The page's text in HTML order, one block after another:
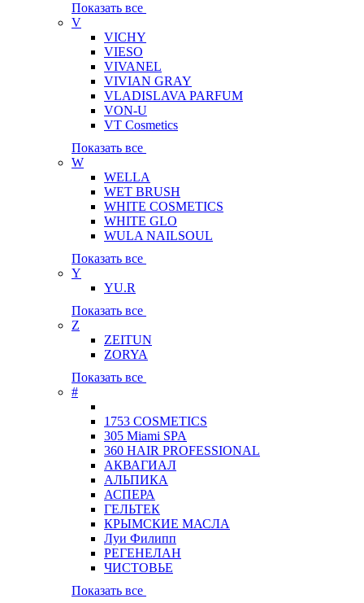
Показать все
V
VICHY
VIESO
VIVANEL
VIVIAN GRAY
VLADISLAVA PARFUM
VON-U
VT Cosmetics
Показать все
W
WELLA
WET BRUSH
WHITE COSMETICS
WHITE GLO
WULA NAILSOUL
Показать все
Y
YU.R
Показать все
Z
ZEITUN
ZORYA
Показать все
#
1753 COSMETICS
305 Miami SPA
360 HAIR PROFESSIONAL
АКВАГИАЛ
АЛЬПИКА
АСПЕРА
ГЕЛЬТЕК
КРЫМСКИЕ МАСЛА
Луи Филипп
РЕГЕНЕЛАН
ЧИСТОВЬЕ
Показать все